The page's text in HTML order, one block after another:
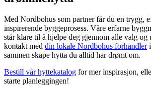
Med Nordbohus som partner får du en trygg,
inspirerende byggeprosess. Våre erfarne
står klare til å hjelpe deg gjennom alle valg og
kontakt med din lokale Nordbohus forhandleri
sammen skape hytta du alltid har drømt om.
Bestill vår hyttekatalog for mer inspirasjon,
starte planleggingen!